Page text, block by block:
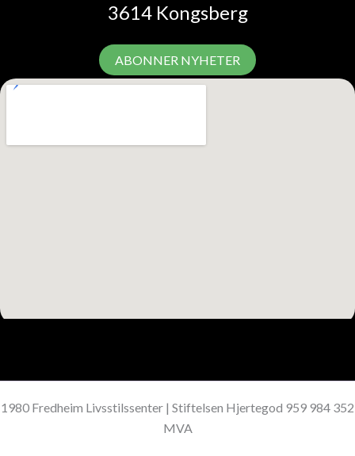
3614 Kongsberg
ABONNER NYHETER
1980 Fredheim Livsstilssenter | Stiftelsen Hjertegod 959 984 352
MVA